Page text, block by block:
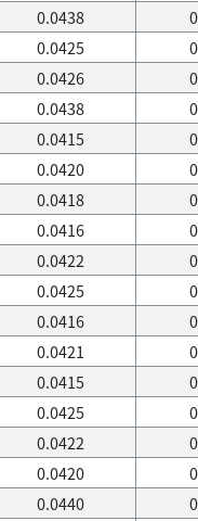
0.0438
0.0425
0.0426
0.0438
0.0415
0.0420
0.0418
0.0416
0.0422
0.0425
0.0416
0.0421
0.0415
0.0425
0.0422
0.0420
0.0440